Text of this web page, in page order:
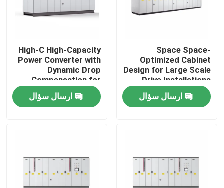
کنترل کیفیت
با ما تماس بگیرید
درایو فرکانس متغیر VFD
Space Space-
Optimized Cabinet
Design for Large Scale
Drive Installations
Saving Valuable Floor
Space ارسال سؤال
High-C High-Capacity
Power Converter with
Dynamic Drop
Compensation for
Smooth Motor
Performanceارسال سؤال